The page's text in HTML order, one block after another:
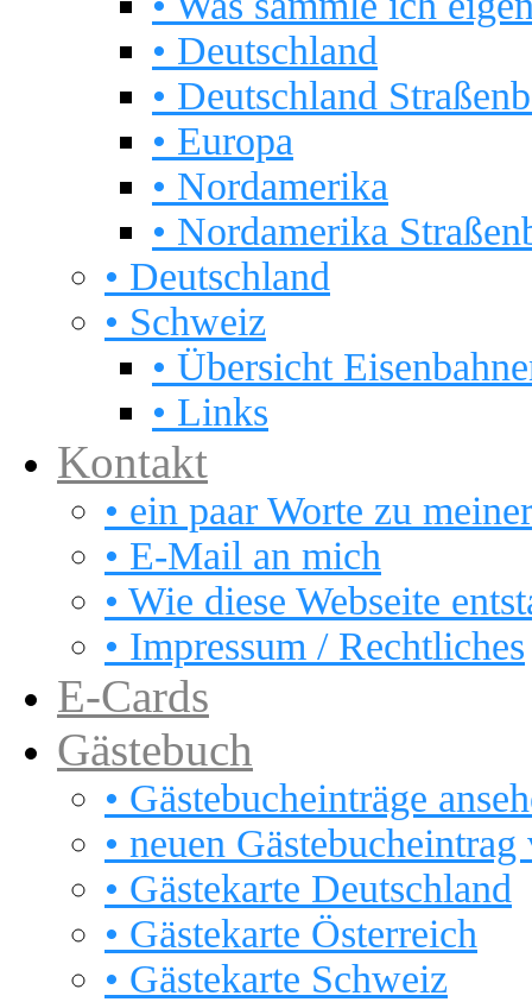
• Deutschland
• Deutschland
• Europa
• Nordamerika
• Nordamerika
• Deutschland
• Schweiz
• Übersicht
• Links
Kontakt
• ein paar Worte zu
• E-Mail an mich
• Wie diese Webseite
• Impressum / Rechtliches
E-Cards
Gästebuch
• Gästebucheinträge
• neuen Gästebucheintrag
• Gästekarte Deutschland
• Gästekarte Österreich
• Gästekarte Schweiz